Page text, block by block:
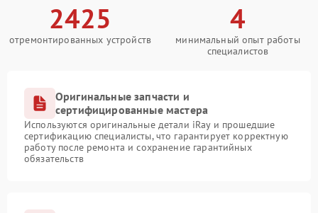
2425
отремонтированных устройств
4
минимальный опыт работы
специалистов
Оригинальные запчасти и
сертифицированные мастера
Используются оригинальные детали iRay и прошедшие
сертификацию специалисты, что гарантирует корректную
работу после ремонта и сохранение гарантийных
обязательств